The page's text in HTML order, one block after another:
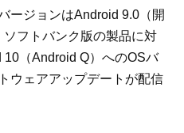
ージョンはAndroid 9.0（開
フトバンク版の製品に対
10（Android Q）へのOSバ
ウェアアップデートが配信